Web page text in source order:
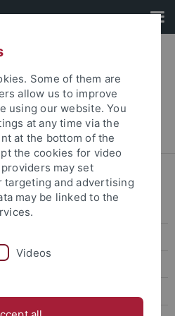
Fakultät
Praktikumsräume
Some of them are
allow us to improve
using our website. You
at any time via the
at the bottom of the
the cookies for video
may set
targeting and advertising
may be linked to the
Videos